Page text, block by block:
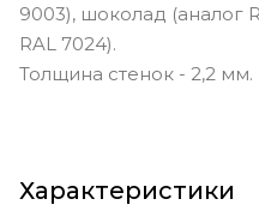
9003), шоколад (аналог
RAL 7024).
Толщина стенок - 2,2 мм.
Характеристики